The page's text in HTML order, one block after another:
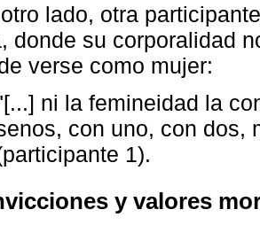
lado, otra
donde su corporalidad
verse como mujer:
ni la femineidad la
con uno, con dos,
1).
y valores